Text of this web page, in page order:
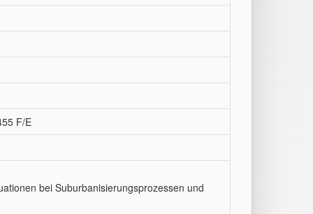
F/E
bei Suburbanisierungsprozessen und